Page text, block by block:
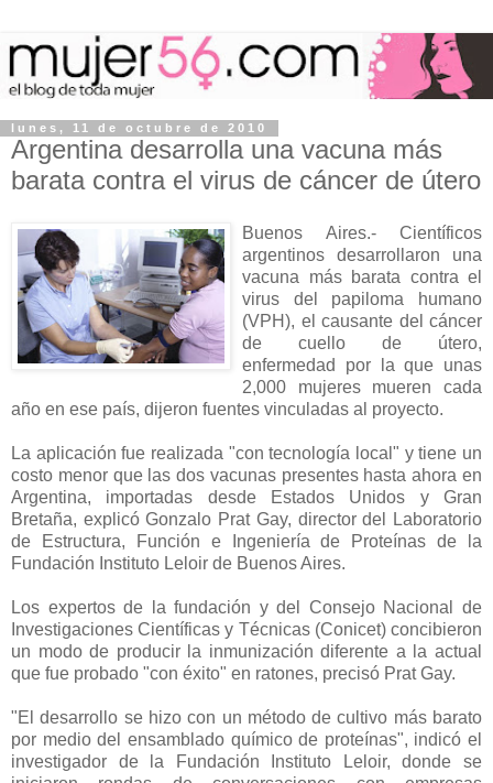
lunes, 11 de octubre de 2010
Argentina desarrolla una vacuna más
barata contra el virus de cáncer de útero
Buenos Aires.- Científicos
argentinos desarrollaron una
vacuna más barata contra el
virus del papiloma humano
(VPH), el causante del cáncer
de cuello de útero,
enfermedad por la que unas
2,000 mujeres mueren cada
año en ese país, dijeron fuentes vinculadas al proyecto.
La aplicación fue realizada "con tecnología local" y tiene un
costo menor que las dos vacunas presentes hasta ahora en
Argentina, importadas desde Estados Unidos y Gran
Bretaña, explicó Gonzalo Prat Gay, director del Laboratorio
de Estructura, Función e Ingeniería de Proteínas de la
Fundación Instituto Leloir de Buenos Aires.
Los expertos de la fundación y del Consejo Nacional de
Investigaciones Científicas y Técnicas (Conicet) concibieron
un modo de producir la inmunización diferente a la actual
que fue probado "con éxito" en ratones, precisó Prat Gay.
"El desarrollo se hizo con un método de cultivo más barato
por medio del ensamblado químico de proteínas", indicó el
investigador de la Fundación Instituto Leloir, donde se